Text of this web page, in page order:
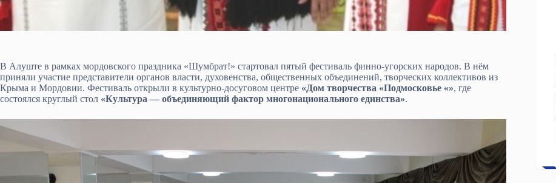
В Алуште в рамках мордовского праздника «Шумбрат!» стартовал пятый фестиваль финно-угорских народов. В нём
приняли участие представители органов власти, духовенства, общественных объединений, творческих коллективов из
Крыма и Мордовии. Фестиваль открыли в культурно-досуговом центре «Дом творчества «Подмосковье «», где
состоялся круглый стол «Культура — объединяющий фактор многонационального единства».